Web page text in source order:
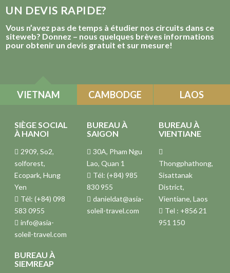
UN DEVIS RAPIDE?
Vous n’avez pas de temps à étudier nos circuits dans ce
siteweb? Donnez – nous quelques brèves informations
pour obtenir un devis gratuit et sur mesure!
VIETNAM CAMBODGE LAOS
SIÈGE SOCIAL
À HANOI
2909, So2,
solforest,
Ecopark, Hung
Yen
Tél: (+84) 098
583 0955
info@asia-
soleil-travel.com
BUREAU À
SAIGON
30A, Pham Ngu
Lao, Quan 1
Tél: (+84) 985
830 955
danieldat@asia-
soleil-travel.com
BUREAU À
VIENTIANE
Thongphathong,
Sisattanak
District,
Vientiane, Laos
Tel : +856 21
951 150
BUREAU À
SIEMREAP